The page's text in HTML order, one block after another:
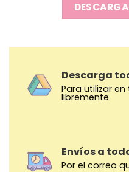
Descarga
Para utilizar
libremente
Envíos a
Por el correo